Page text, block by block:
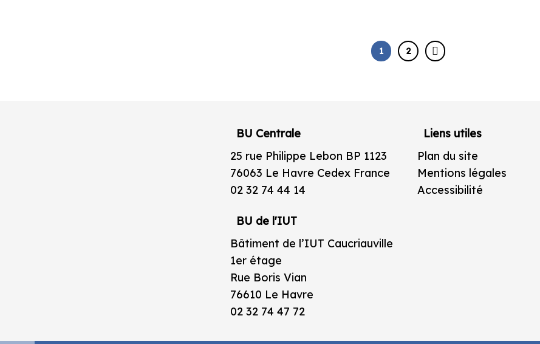
1 2
BU Centrale
25 rue Philippe Lebon BP 1123
76063 Le Havre Cedex France
02 32 74 44 14
BU de l'IUT
Bâtiment de l’IUT Caucriauville
1er étage
Rue Boris Vian
76610 Le Havre
02 32 74 47 72
Liens utiles
Plan du site
Mentions légales
Accessibilité